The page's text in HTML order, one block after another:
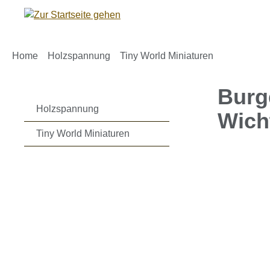
Hauptinhalt springen
Zur Suche springen
Zur Hauptnavigation springen
Home Holzspannung Tiny World Miniaturen
Holzspannung
Tiny World Miniaturen